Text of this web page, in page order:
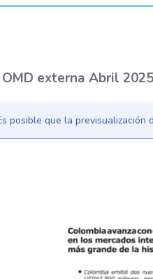
externa Abril 2025
posible que la previsualización